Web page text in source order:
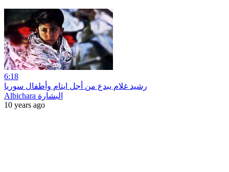
6:18
رشيد غلام يبدع من أجل ايتام وأطفال سوريا
Albichara البشارة
10 years ago